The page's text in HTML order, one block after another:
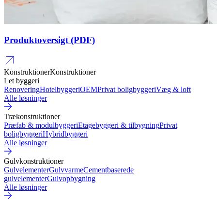
Produktoversigt (PDF)
KonstruktionerKonstruktioner
Let byggeri
RenoveringHotelbyggeriOEMPrivat boligbyggeriVæg & loft
Alle løsninger
Trækonstruktioner
Præfab & modulbyggeriEtagebyggeri & tilbygningPrivat
boligbyggeriHybridbyggeri
Alle løsninger
Gulvkonstruktioner
GulvelementerGulvvarmeCementbaserede
gulvelementerGulvopbygning
Alle løsninger